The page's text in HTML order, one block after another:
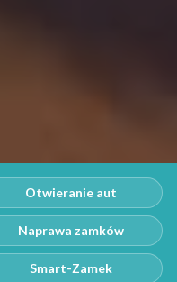
Otwieranie aut
Naprawa zamków
Smart-Zamek